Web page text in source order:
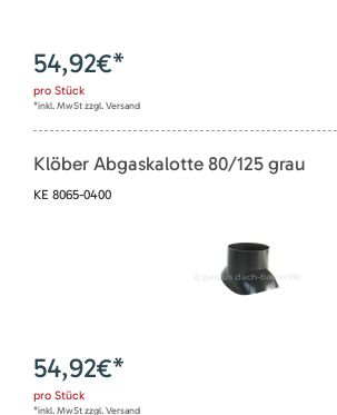
54,92€*
pro Stück
*inkl. MwSt zzgl. Versand
Klöber Abgaskalotte 80/125 grau
KE 8065-0400
54,92€*
pro Stück
*inkl. MwSt zzgl. Versand